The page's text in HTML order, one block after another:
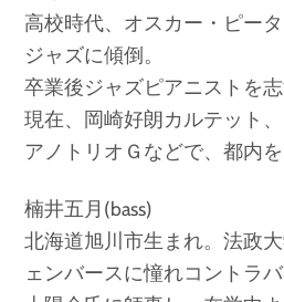
高校時代、オスカー・ピー
ジャズに傾倒。
卒業後ジャズピアニストを志
現在、岡崎好朗カルテット
アノトリオＧなどで、都内を
楠井五月(bass)
北海道旭川市生まれ。法政
ェンバースに憧れコントラ